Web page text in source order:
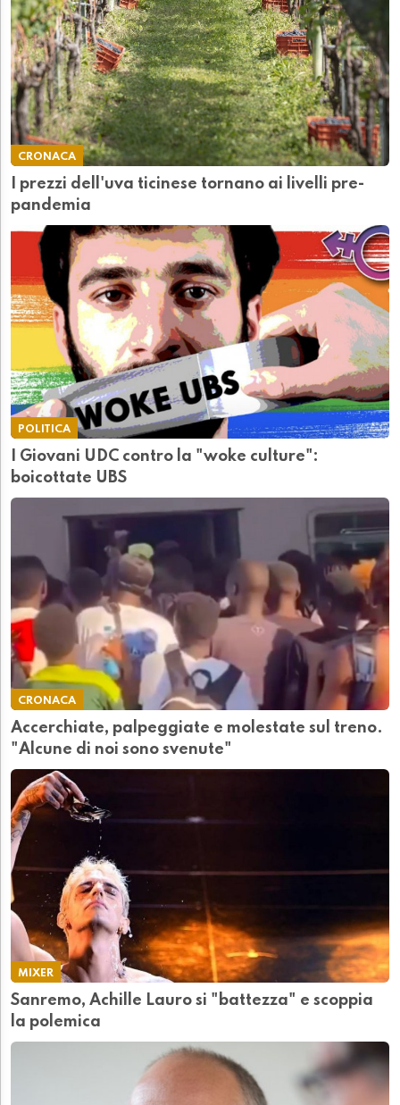
CRONACA
I prezzi dell'uva ticinese tornano ai livelli pre-
pandemia
POLITICA
I Giovani UDC contro la "woke culture":
boicottate UBS
CRONACA
Accerchiate, palpeggiate e molestate sul treno.
"Alcune di noi sono svenute"
MIXER
Sanremo, Achille Lauro si "battezza" e scoppia
la polemica